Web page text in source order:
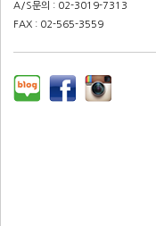
A/S문의 : 02-3019-7313
FAX : 02-565-3559